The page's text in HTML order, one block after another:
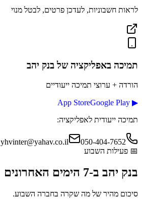
לראות חשבוניות, לעדכן פרטים, לבטל מנוי
תמיכה באפליקציה של בנק יהב
הורדה + ערוצי תמיכה ייעודיים
▶
Google Play
App Store
תמיכה ייעודית לאפליקציה:
050-404-7652
yhvinter@yahav.co.il
📅 פעילות השבוע
בנק יהב ב-7 הימים האחרונים
סיכום מהיר של מה שקרה בחברה השבוע.